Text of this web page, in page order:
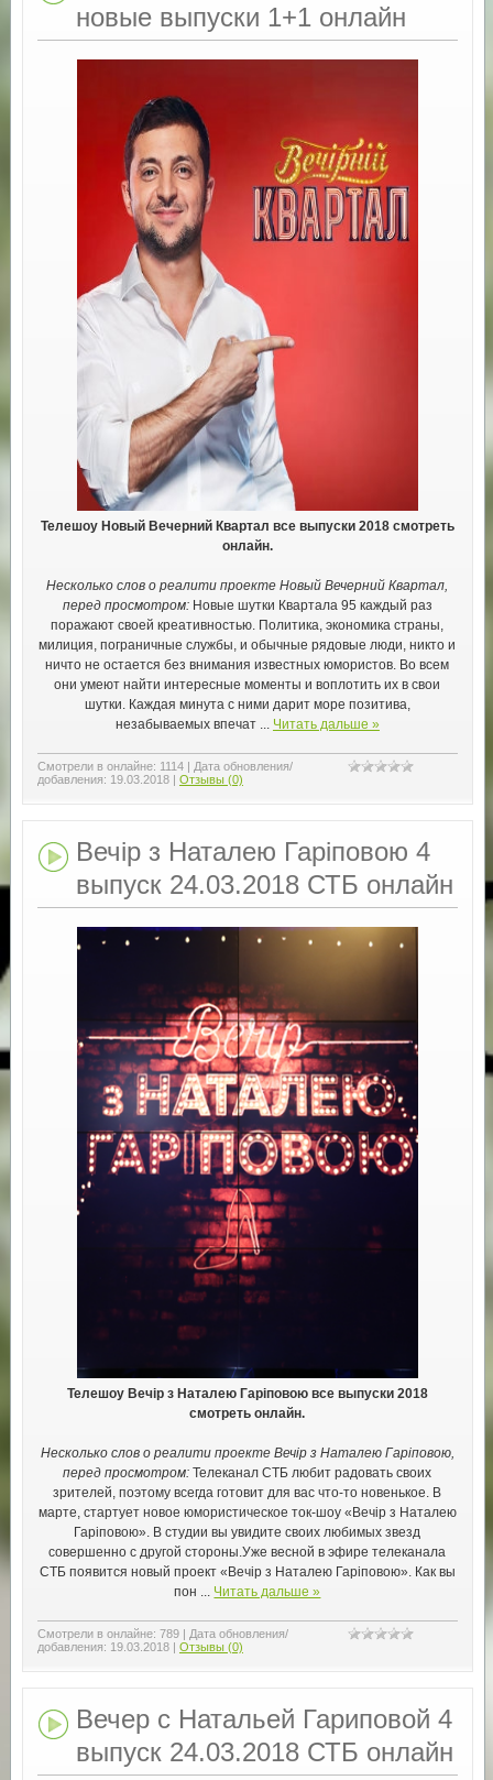
новые выпуски 1+1 онлайн
Телешоу Новый Вечерний Квартал все выпуски 2018 смотреть
онлайн.
Несколько слов о реалити проекте Новый Вечерний Квартал,
перед просмотром:Новые шутки Квартала 95 каждый раз
поражают своей креативностью. Политика, экономика страны,
милиция, пограничные службы, и обычные рядовые люди, никто и
ничто не остается без внимания известных юмористов. Во всем
они умеют найти интересные моменты и воплотить их в свои
шутки. Каждая минута с ними дарит море позитива,
незабываемых впечат
Читать дальше »
Смотрели в онлайне: 1114| Дата обновления/
добавления: 19.03.2018 | Отзывы (0)
Вечір з Наталею Гаріповою 4
выпуск 24.03.2018 СТБ онлайн
Телешоу Вечір з Наталею Гаріповою все выпуски 2018
смотреть онлайн.
Несколько слов о реалити проекте Вечір з Наталею Гаріповою,
перед просмотром: Телеканал СТБ любит радовать своих
зрителей, поэтому всегда готовит для вас что-то новенькое. В
марте, стартует новое юмористическое ток-шоу «Вечір з Наталею
Гаріповою». В студии вы увидите своих любимых звезд
совершенно с другой стороны.Уже весной в эфире телеканала
СТБ появится новый проект «Вечір з Наталею Гаріповою». Как вы
пон
Читать дальше »
Смотрели в онлайне: 789| Дата обновления/
добавления: 19.03.2018 | Отзывы (0)
Вечер с Натальей Гариповой 4
выпуск 24.03.2018 СТБ онлайн